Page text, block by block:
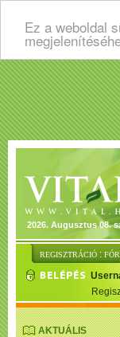
Ez a weboldal
2026. Augusztus 08.
REGISZTRÁCIÓ :
AKTUÁLIS